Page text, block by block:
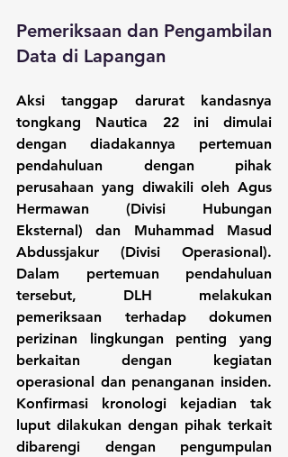
Pemeriksaan dan Pengambilan
Data di Lapangan
Aksi tanggap darurat kandasnya
tongkang Nautica 22 ini dimulai
dengan diadakannya pertemuan
pendahuluan dengan pihak
perusahaan yang diwakili oleh Agus
Hermawan (Divisi Hubungan
Eksternal) dan Muhammad Masud
Abdussjakur (Divisi Operasional).
Dalam pertemuan pendahuluan
tersebut, DLH melakukan
pemeriksaan terhadap dokumen
perizinan lingkungan penting yang
berkaitan dengan kegiatan
operasional dan penanganan insiden.
Konfirmasi kronologi kejadian tak
luput dilakukan dengan pihak terkait
dibarengi dengan pengumpulan